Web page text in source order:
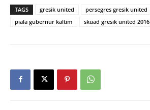
TAGS gresik united
persegres gresik united
piala gubernur kaltim
skuad gresik united 2016